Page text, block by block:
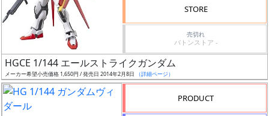
ー
ス
ケ
ー
STORE
売切れ
バトンストア -
HGCE 1/144 エールストライクガンダム
メーカー希望小売価格 1,650円 / 発売日 2014年2月8日 （詳細ページ）
PRODUCT